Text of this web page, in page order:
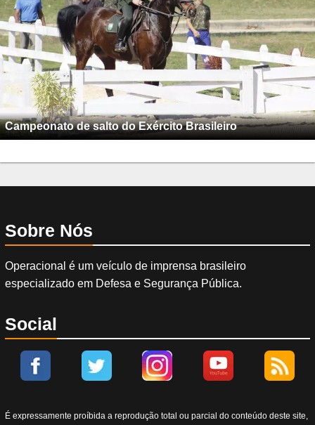
Campeonato de salto do Exército Brasileiro
Sobre Nós
Operacional é um veículo de imprensa brasileiro
especializado em Defesa e Segurança Pública.
Social
É expressamente proíbida a reprodução total ou parcial do conteúdo deste site,